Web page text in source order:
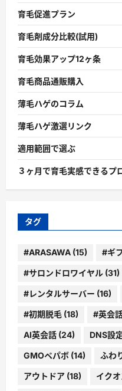
育毛促進プラン
育毛剤成分比較(試用)
育毛効果アップ12ヶ条
育毛商品通販購入
薄毛ハゲのコラム
薄毛ハゲ激選リンク
適用範囲で選ぶ
３ヶ月で育毛実感できるプ
タグ
#ARASAWA (15) #ギ
#サロンドロワイヤル (31)
#レンタルサーバー (16)
#初期脱毛 (18) #英会
AI英会話 (24) DNS設
GMOペパボ (14) ふわ
アウトドア (18) イクオ